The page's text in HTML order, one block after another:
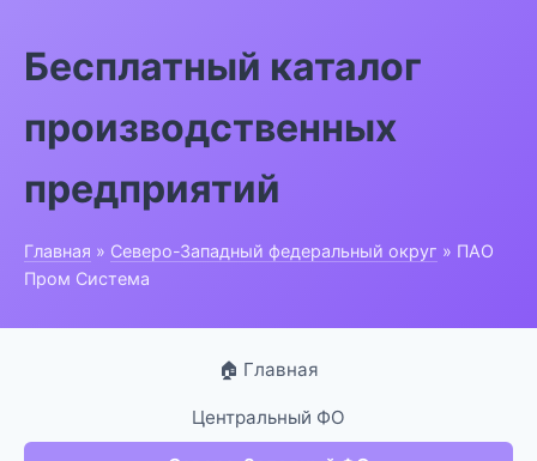
Бесплатный каталог
производственных
предприятий
Главная » Северо-Западный федеральный округ » ПАО
Пром Система
🏠 Главная
Центральный ФО